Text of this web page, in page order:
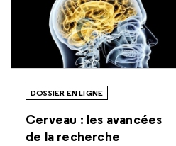
DOSSIER EN LIGNE
Cerveau : les avancées
de la recherche